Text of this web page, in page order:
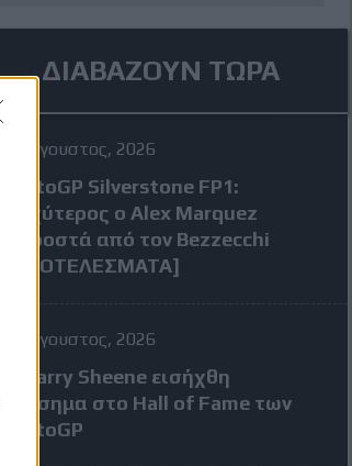
ΔΙΑΒΑΖΟΥΝ ΤΩΡΑ
7 Αύγουστος, 2026
MotoGP Silverstone FP1:
Ταχύτερος ο Alex Marquez
μπροστά από τον Bezzecchi
[ΑΠΟΤΕΛΕΣΜΑΤΑ]
7 Αύγουστος, 2026
Ο Barry Sheene εισήχθη
επίσημα στο Hall of Fame των
MotoGP